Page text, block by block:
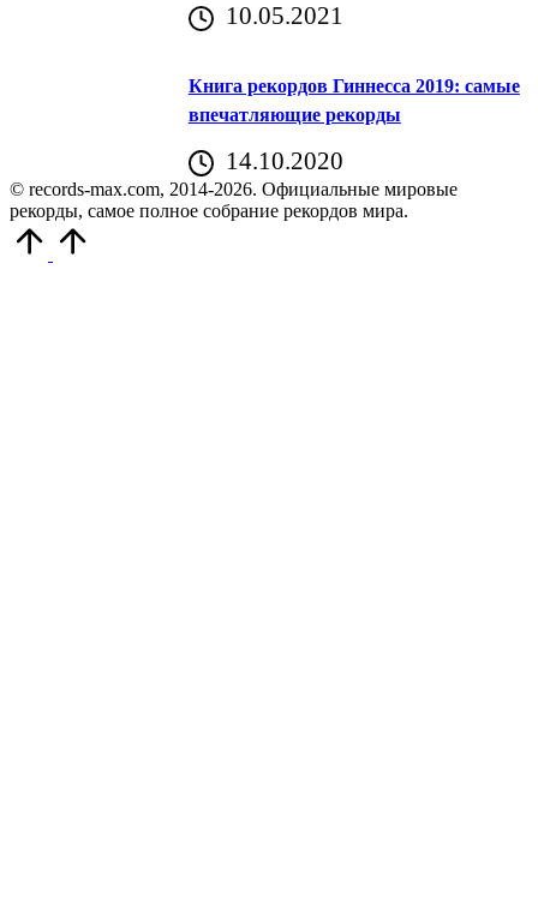
10.05.2021
Книга рекордов Гиннесса 2019: самые
впечатляющие рекорды
14.10.2020
© records-max.com, 2014-2026. Официальные мировые
рекорды, самое полное собрание рекордов мира.